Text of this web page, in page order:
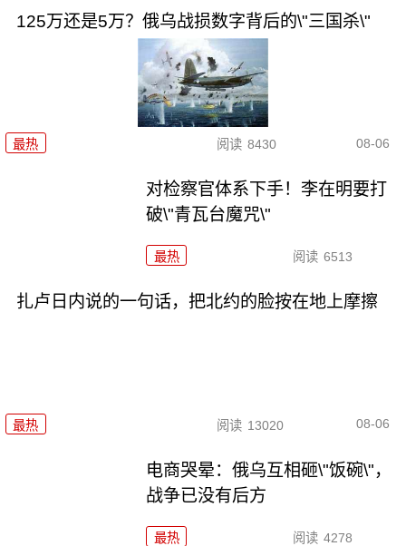
125万还是5万？俄乌战损数字背后的\"三国杀\"
最热 阅读 8430 08-06
对检察官体系下手！李在明要打
破\"青瓦台魔咒\"
最热 阅读 6513
扎卢日内说的一句话，把北约的脸按在地上摩擦
最热 阅读 13020 08-06
电商哭晕：俄乌互相砸\"饭碗\"，
战争已没有后方
最热 阅读 4278